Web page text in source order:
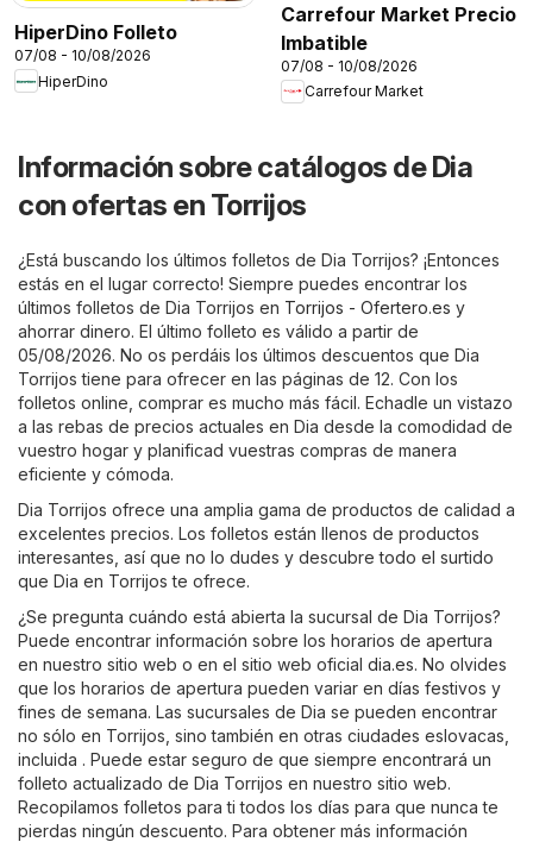
HiperDino Folleto
07/08 - 10/08/2026
HiperDino
Carrefour Market Precio
Imbatible
07/08 - 10/08/2026
Carrefour Market
Información sobre catálogos de Dia
con ofertas en Torrijos
¿Está buscando los últimos folletos de Dia Torrijos? ¡Entonces
estás en el lugar correcto! Siempre puedes encontrar los
últimos folletos de Dia Torrijos en Torrijos - Ofertero.es y
ahorrar dinero. El último folleto es válido a partir de
05/08/2026. No os perdáis los últimos descuentos que Dia
Torrijos tiene para ofrecer en las páginas de 12. Con los
folletos online, comprar es mucho más fácil. Echadle un vistazo
a las rebas de precios actuales en Dia desde la comodidad de
vuestro hogar y planificad vuestras compras de manera
eficiente y cómoda.
Dia Torrijos ofrece una amplia gama de productos de calidad a
excelentes precios. Los folletos están llenos de productos
interesantes, así que no lo dudes y descubre todo el surtido
que Dia en Torrijos te ofrece.
¿Se pregunta cuándo está abierta la sucursal de Dia Torrijos?
Puede encontrar información sobre los horarios de apertura
en nuestro sitio web o en el sitio web oficial dia.es. No olvides
que los horarios de apertura pueden variar en días festivos y
fines de semana. Las sucursales de Dia se pueden encontrar
no sólo en Torrijos, sino también en otras ciudades eslovacas,
incluida . Puede estar seguro de que siempre encontrará un
folleto actualizado de Dia Torrijos en nuestro sitio web.
Recopilamos folletos para ti todos los días para que nunca te
pierdas ningún descuento. Para obtener más información